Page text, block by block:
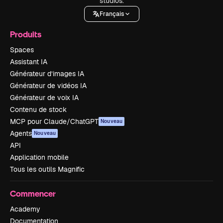
Français
Produits
Spaces
Assistant IA
Générateur d’images IA
Générateur de vidéos IA
Générateur de voix IA
Contenu de stock
MCP pour Claude/ChatGPT Nouveau
Agents Nouveau
API
Application mobile
Tous les outils Magnific
Commencer
Academy
Documentation